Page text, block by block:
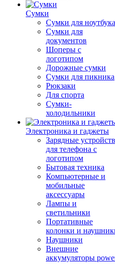
Сумки
Сумки для ноутбука
Сумки для
документов
Шоперы с
логотипом
Дорожные сумки
Сумки для пикника
Рюкзаки
Для спорта
Сумки-
холодильники
Электроника и гаджеты
Зарядные
для телефона с
логотипом
Бытовая техника
Компьютерные и
мобильные
аксессуары
Лампы и
светильники
Портативные
колонки и
Наушники
Внешние
аккумуляторы